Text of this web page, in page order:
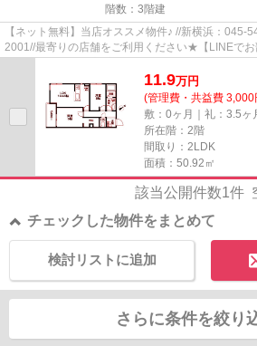
階数：3階建
【ネット無料】当店オススメ物件♪ //新横浜：045-
2001//最寄りの店舗をご利用ください★【LINEで
11.9万円
(管理費・共益費 3,000
敷：0ヶ月｜礼：3.5ヶ
所在階：2階
間取り：2LDK
面積：50.92㎡
該当公開件数1件
チェックした物件をまとめて
検討リストに追加
さらに条件を絞り